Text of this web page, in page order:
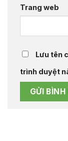
Trang web
Lưu tên
trình duyệt